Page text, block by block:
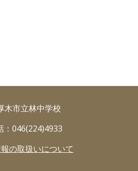
木市立林中学校
：046(224)4933
の取扱いについて